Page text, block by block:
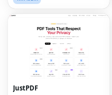
JustPDF